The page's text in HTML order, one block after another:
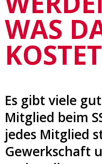
WAS
KOSTET
Es gibt viele
Mitglied beim
jedes Mitglied
Gewerkschaft